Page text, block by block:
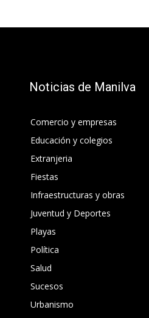
Noticias de Manilva
Comercio y empresas
Educación y colegios
Extranjeria
Fiestas
Infraestructuras y obras
Juventud y Deportes
Playas
Política
Salud
Sucesos
Urbanismo